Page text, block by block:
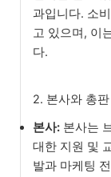
과입니다. 소
고 있으며, 이
다.
2. 본사와 총
본사: 본사는
대한 지원 및
발과 마케팅